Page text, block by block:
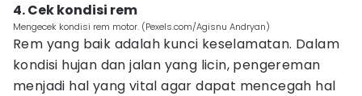
4. Cek kondisi rem
Mengecek kondisi rem motor. (Pexels.com/Agisnu Andryan)
Rem yang baik adalah kunci keselamatan. Dalam
kondisi hujan dan jalan yang licin, pengereman
menjadi hal yang vital agar dapat mencegah hal